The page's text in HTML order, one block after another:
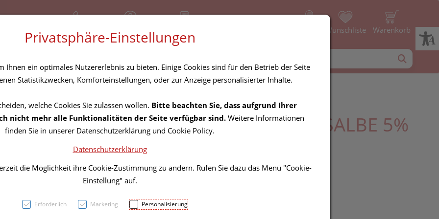
+43 (01) 3683167 Geschlossen Wunschliste Warenkorb
ZIRBELKIEFEROEL SALBE 5%
106,71 EUR
Privatsphäre-Einstellungen
Ihnen ein optimales Nutzererlebnis zu bieten. Einige Cookies sind für den Betrieb der Seite
Statistikzwecken, Komforteinstellungen, oder zur Anzeige personalisierter Inhalte.
welche Cookies Sie zulassen wollen. Bitte beachten Sie, dass aufgrund Ihrer
nicht mehr alle Funktionalitäten der Seite verfügbar sind. Weitere Informationen
finden Sie in unserer Datenschutzerklärung und Cookie Policy.
Datenschutzerklärung
die Möglichkeit ihre Cookie-Zustimmung zu ändern. Rufen Sie dazu das Menü "Cookie-
Einstellung" auf.
Erforderlich Marketing Personalisierung